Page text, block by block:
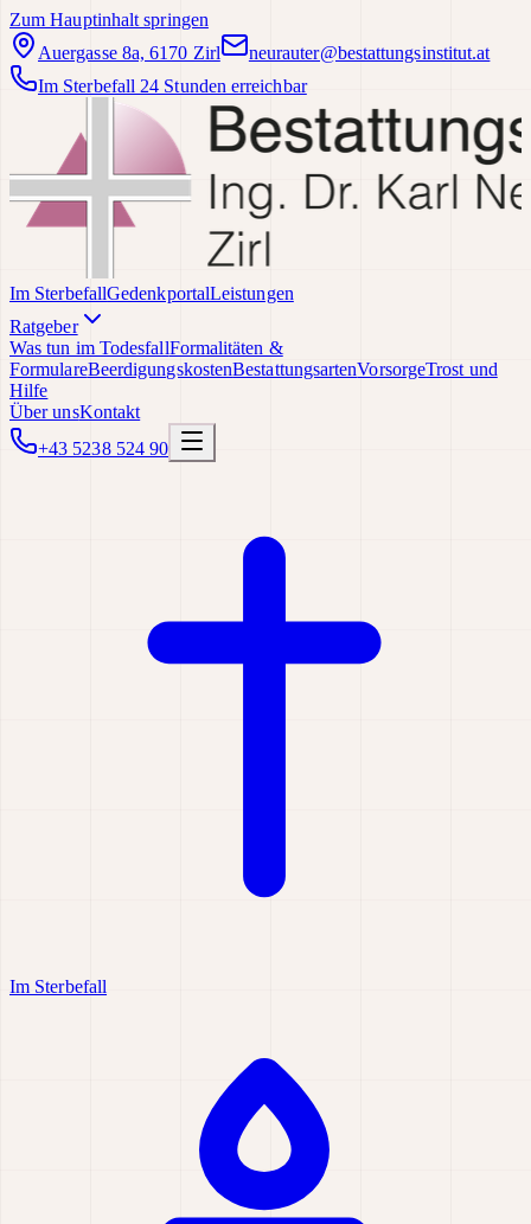
Zum Hauptinhalt springen
Auergasse 8a, 6170 Zirl
neurauter@bestattungsinstitut.at
Im Sterbefall 24 Stunden erreichbar
Im SterbefallGedenkportalLeistungen
Ratgeber
Was tun im TodesfallFormalitäten &
FormulareBeerdigungskostenBestattungsartenVorsorgeTrost und
Hilfe
Über unsKontakt
+43 5238 524 90
Im Sterbefall